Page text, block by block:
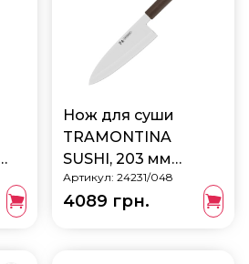
Нож для суши
TRAMONTINA
SUSHI, 203 мм
24231/048
Артикул: 24231/048
4089 грн.